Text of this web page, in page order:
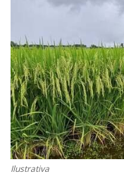
REGISTO
Ilustrativa